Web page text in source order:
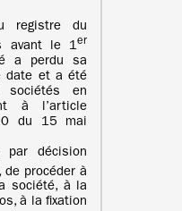
registre du
avant le 1er
a perdu sa
date et a été
sociétés en
à l’article
du 15 mai
par décision
procéder à
société, à la
à la fixation